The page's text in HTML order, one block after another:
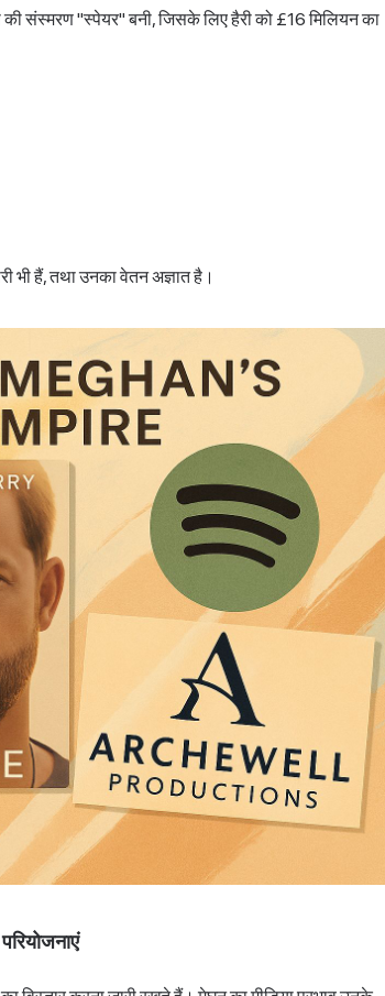
संस्मरण "स्पेयर" बनी, जिसके लिए हैरी को £16 मिलियन का
भी हैं, तथा उनका वेतन अज्ञात है।